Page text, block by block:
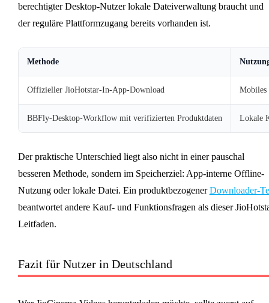
berechtigter Desktop-Nutzer lokale Dateiverwaltung braucht und
der reguläre Plattformzugang bereits vorhanden ist.
Methode
Offizieller JioHotstar-In-App-Download Mobiles
BBFly-Desktop-Workflow mit verifizierten Produktdaten Lokale
Der praktische Unterschied liegt also nicht in einer pauschal
besseren Methode, sondern im Speicherziel: App-interne Offline-
Nutzung oder lokale Datei. Ein produktbezogenerDownloader-
beantwortet andere Kauf- und Funktionsfragen als dieser
Leitfaden.
Fazit für Nutzer in Deutschland